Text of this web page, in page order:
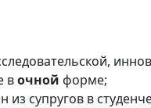
вочной форме;
супругов в